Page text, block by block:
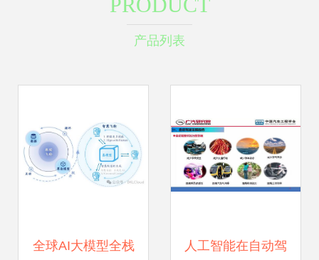
产品列表
全球AI大模型全栈 人工智能在自动驾